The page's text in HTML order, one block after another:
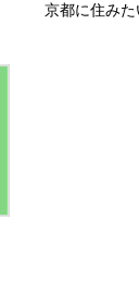
京都に住みた